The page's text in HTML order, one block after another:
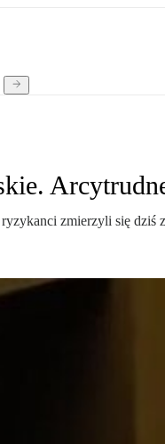
zmierzyli się dziś z